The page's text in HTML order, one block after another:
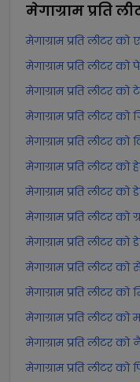
मेगाग्राम प्रति
मेगाग्राम प्रति लीटर को
मेगाग्राम प्रति लीटर को
मेगाग्राम प्रति लीटर को
मेगाग्राम प्रति लीटर को
मेगाग्राम प्रति लीटर को
मेगाग्राम प्रति लीटर को
मेगाग्राम प्रति लीटर को
मेगाग्राम प्रति लीटर को
मेगाग्राम प्रति लीटर को
मेगाग्राम प्रति लीटर को
मेगाग्राम प्रति लीटर को
मेगाग्राम प्रति लीटर को
मेगाग्राम प्रति लीटर को
मेगाग्राम प्रति लीटर को